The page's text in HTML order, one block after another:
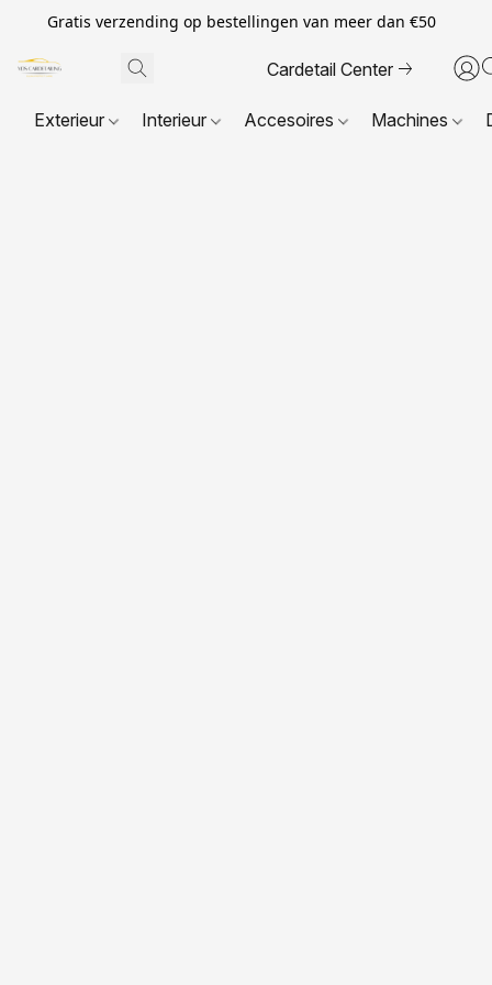
Gratis verzending op bestellingen van meer dan €50
Cardetail Center
Exterieur Interieur Accesoires Machines